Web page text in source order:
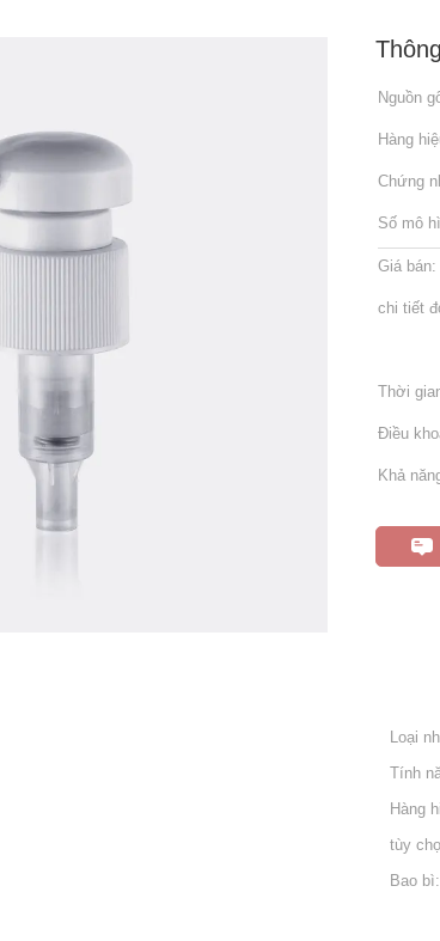
Nguồn
Hàng
Chứng
Số mô
Giá bán:
chi tiết
Thời
Điều
Khả
Loại
Tính
Hàng
tùy
Bao bì: